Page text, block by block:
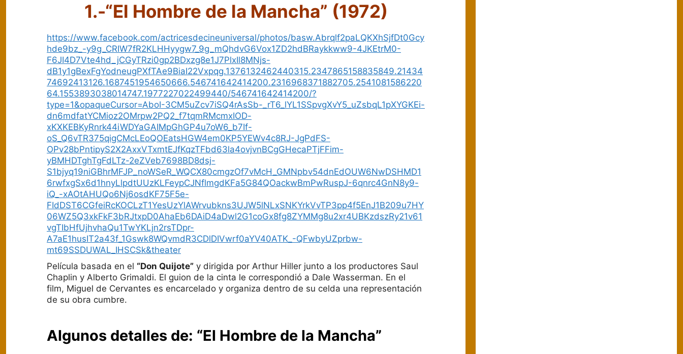
1.-“El Hombre de la Mancha” (1972)
https://www.facebook.com/actricesdecineuniversal/photos/basw.Abrqlf2paLQKXhSjfDt0Gcy
hde9bz_-y9g_CRIW7fR2KLHHyygw7_9g_mQhdvG6Vox1ZD2hdBRaykkww9-4JKEtrM0-
F6JI4D7Vte4hd_jCGyTRzi0gp2BDxzg8e1J7PlxIl8MNjs-
dB1y1gBexFgYodneugPXfTAe9BiaI22Vxpqg.1376132462440315.2347865158835849.21434
74692413126.1687451954650666.546741642414200.2316968371882705.2541081586220
64.1553893038014747.1977227022499440/546741642414200/?
type=1&opaqueCursor=AboI-3CM5uZcv7iSQ4rAsSb-_rT6_lYL1SSpvgXvY5_uZsbqL1pXYGKEi-
dn6mdfatYCMioz2OMrpw2PQ2_f7tqmRMcmxIOD-
xKXKEBKyRnrk44iWDYaGAIMpGhGP4u7oW6_b7If-
oS_Q6vTR375qigCMcLEoQOEatsHGW4em0KP5YEWv4c8RJ-JgPdFS-
OPv28bPntipyS2X2AxxVTxmtEJfKqzTFbd63la4ovjvnBCgGHecaPTjFFim-
yBMHDTghTgFdLTz-2eZVeb7698BD8dsj-
S1bjyq19niGBhrMFJP_noWSeR_WQCX80cmgzOf7vMcH_GMNpbv54dnEdOUW6NwDSHMD1
6rwfxgSx6d1hnyLlpdtUUzKLFeypCJNflmgdKFa5G84QOackwBmPwRuspJ-6qnrc4GnN8y9-
iQ_-xAOtAHUQo6Nj6osdKF75F5e-
FIdDST6CGfeiRcKOCLzT1YesUzYlAWrvubkns3UJW5lNLxSNKYrkVvTP3pp4f5EnJ1B209u7HY
06WZ5Q3xkFkF3bRJtxpD0AhaEb6DAiD4aDwl2G1coGx8fg8ZYMMg8u2xr4UBKzdszRy21v61
vgTIbHfUjhvhaQu1TwYKLjn2rsTDpr-
A7aE1husIT2a43f_1Gswk8WQvmdR3CDlDIVwrf0aYV40ATK_-QFwbyUZprbw-
mt69SSDUWAL_IHSCSk&theater
Película basada en el “Don Quijote” y dirigida por Arthur Hiller junto a los productores Saul
Chaplin y Alberto Grimaldi. El guion de la cinta le correspondió a Dale Wasserman. En el
film, Miguel de Cervantes es encarcelado y organiza dentro de su celda una representación
de su obra cumbre.
Algunos detalles de: “El Hombre de la Mancha”